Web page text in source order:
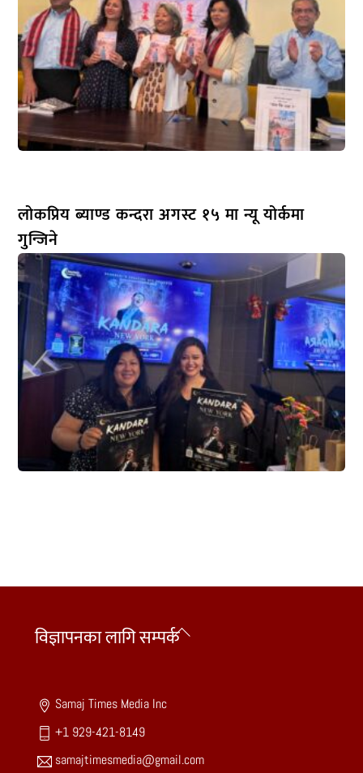
लोकप्रिय ब्याण्ड कन्दरा अगस्ट १५ मा न्यू योर्कमा
गुन्जिने
Back
विज्ञापनका लागि सम्पर्क
Samaj Times Media Inc
+1 929-421-8149
samajtimesmedia@gmail.com